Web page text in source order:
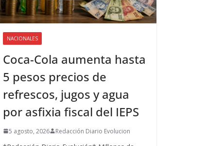
NACIONALES
Coca-Cola aumenta hasta
5 pesos precios de
refrescos, jugos y agua
por asfixia fiscal del IEPS
5 agosto, 2026 Redacción Diario Evolucion